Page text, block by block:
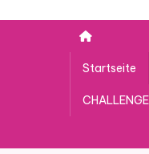
Startseite
CHALLENGE